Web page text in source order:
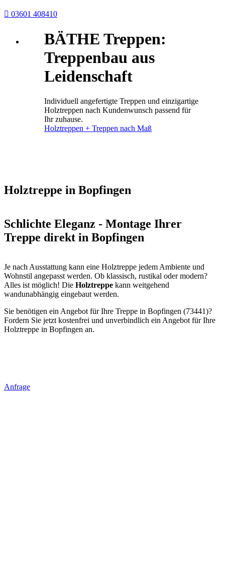
 03601 408410
BÄTHE Treppen:
Treppenbau aus
Leidenschaft
Individuell angefertigte Treppen und einzigartige
Holztreppen nach Kundenwunsch passend für
Ihr zuhause.
Holztreppen + Treppen nach Maß
Holztreppe in Bopfingen
Schlichte Eleganz - Montage Ihrer
Treppe direkt in Bopfingen
Je nach Ausstattung kann eine Holztreppe jedem Ambiente und
Wohnstil angepasst werden. Ob klassisch, rustikal oder modern?
Alles ist möglich! Die Holztreppe kann weitgehend
wandunabhängig eingebaut werden.
Sie benötigen ein Angebot für Ihre Treppe in Bopfingen (73441)?
Fordern Sie jetzt kostenfrei und unverbindlich ein Angebot für Ihre
Holztreppe in Bopfingen an.
Anfrage